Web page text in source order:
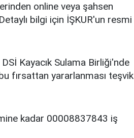
online veya şahsen
bilgi için İŞKUR'un resmi
Kayacık Sulama Birliği'nde
fırsattan yararlanması teşvik
kadar 00008837843 iş